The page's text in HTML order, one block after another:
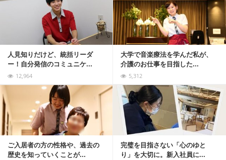
人見知りだけど、統括リーダ
ー！自分発信のコミュニケ...
12,964
大学で音楽療法を学んだ私が、
介護のお仕事を目指した...
5,312
ご入居者の方の性格や、過去の
歴史を知っていくことが...
完璧を目指さない「心のゆと
り」を大切に。新入社員に...
記事を読む